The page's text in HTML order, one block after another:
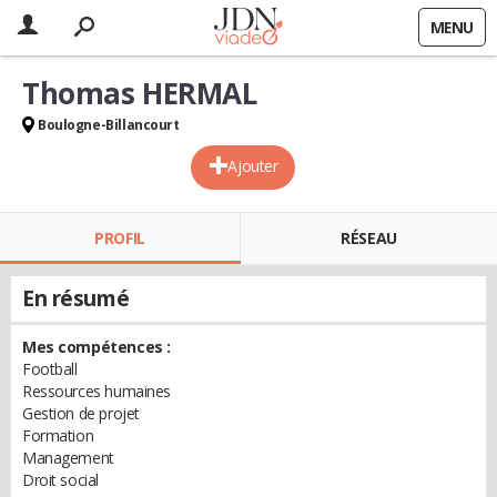
MENU
Ajouter
Thomas HERMAL
Boulogne-Billancourt
PROFIL RÉSEAU
En résumé
Mes compétences :
Football
Ressources humaines
Gestion de projet
Formation
Management
Droit social